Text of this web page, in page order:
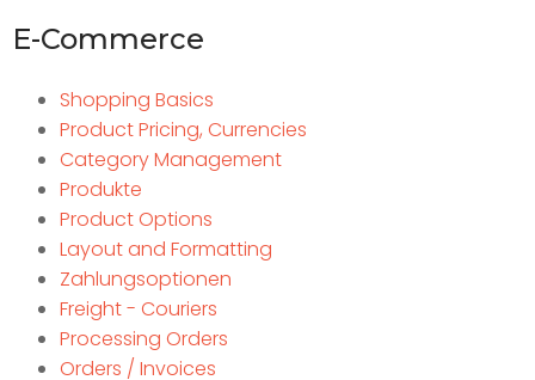
E-Commerce
Shopping Basics
Product Pricing, Currencies
Category Management
Produkte
Product Options
Layout and Formatting
Zahlungsoptionen
Freight - Couriers
Processing Orders
Orders / Invoices